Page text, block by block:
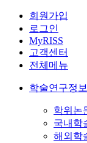
회원가입
로그인
MyRISS
고객센터
전체메뉴
학술연구정
학위논
국내학
해외학